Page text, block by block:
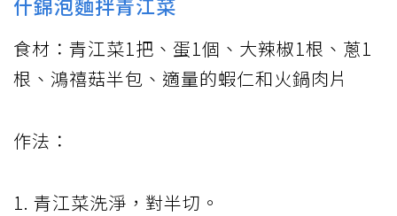
食材：青江菜1把、蛋1個、大辣椒1根、蔥1
根、鴻禧菇半包、適量的蝦仁和火鍋肉片
作法：
1. 青江菜洗淨，對半切。